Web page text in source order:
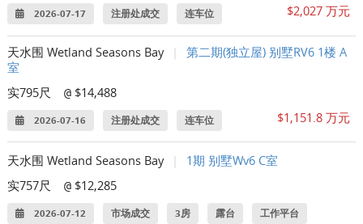
2026-07-17 注册处成交 连车位 $2,027 万元
天水围 Wetland Seasons Bay
第二期(独立屋) 别墅RV6 1楼 A
室
实795尺
@ $14,488
2026-07-16 注册处成交 连车位 $1,151.8 万元
天水围 Wetland Seasons Bay
1期 别墅Wv6 C室
实757尺
@ $12,285
2026-07-12 市场成交 3房 露台 工作平台